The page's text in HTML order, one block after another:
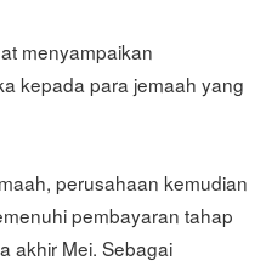
menyampaikan
kepada para jemaah yang
perusahaan kemudian
pembayaran tahap
akhir Mei. Sebagai